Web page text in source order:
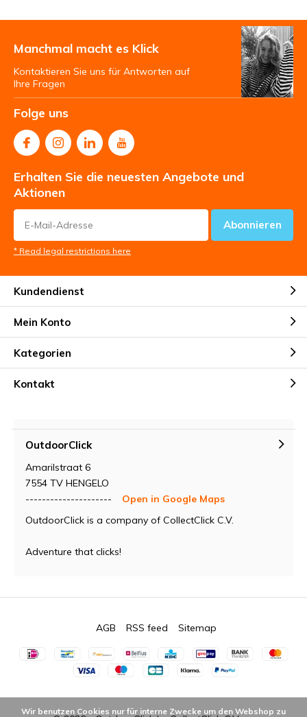
Manchmal macht es Klick
Kontaktieren Sie uns für Antworten auf
Ihre Fragen
Folge uns
Erhalten Sie die neuesten Angebote und
Aktionen
Abonnieren
* Read legal restrictions here
Kundendienst
Mein Konto
Kategorien
Kontakt
OutdoorClick
Amarilstraat 6
7554 TV HENGELO
---------------------
Open in Google Maps
OutdoorClick is a company of CollectClick C.V.
Adventure that clicks!
AGB RSS feed Sitemap
Wir benutzen Cookies nur für interne Zwecke um den Webshop zu